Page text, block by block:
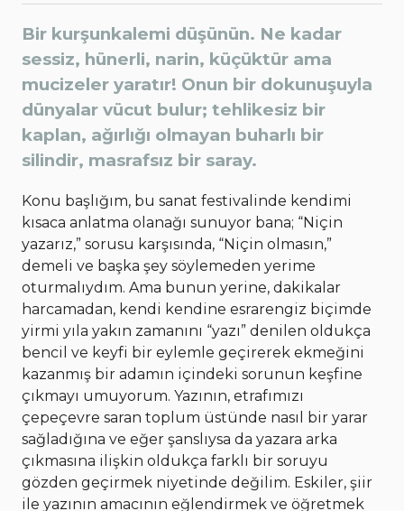
Bir kurşunkalemi düşünün. Ne kadar
sessiz, hünerli, narin, küçüktür ama
mucizeler yaratır! Onun bir dokunuşuyla
dünyalar vücut bulur; tehlikesiz bir
kaplan, ağırlığı olmayan buharlı bir
silindir, masrafsız bir saray.
Konu başlığım, bu sanat festivalinde kendimi
kısaca anlatma olanağı sunuyor bana; “Niçin
yazarız,” sorusu karşısında, “Niçin olmasın,”
demeli ve başka şey söylemeden yerime
oturmalıydım. Ama bunun yerine, dakikalar
harcamadan, kendi kendine esrarengiz biçimde
yirmi yıla yakın zamanını “yazı” denilen oldukça
bencil ve keyfi bir eylemle geçirerek ekmeğini
kazanmış bir adamın içindeki sorunun keşfine
çıkmayı umuyorum. Yazının, etrafımızı
çepeçevre saran toplum üstünde nasıl bir yarar
sağladığına ve eğer şanslıysa da yazara arka
çıkmasına ilişkin oldukça farklı bir soruyu
gözden geçirmek niyetinde değilim. Eskiler, şiir
ile yazının amacının eğlendirmek ve öğretmek